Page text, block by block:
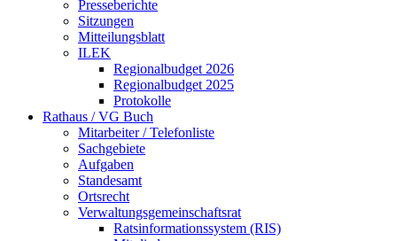
Presseberichte
Sitzungen
Mitteilungsblatt
ILEK
Regionalbudget 2026
Regionalbudget 2025
Protokolle
Rathaus / VG Buch
Mitarbeiter / Telefonliste
Sachgebiete
Aufgaben
Standesamt
Ortsrecht
Verwaltungsgemeinschaftsrat
Ratsinformationssystem (RIS)